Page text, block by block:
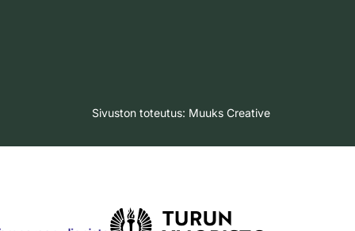
Sivuston toteutus: Muuks Creative